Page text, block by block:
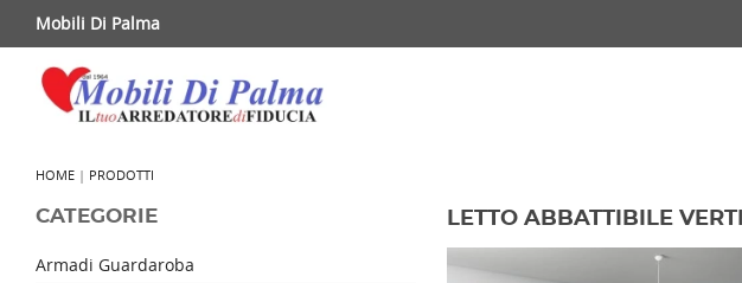
Mobili Di Palma
HOME | PRODOTTI
CATEGORIE
Armadi Guardaroba
LETTO ABBATTIBILE